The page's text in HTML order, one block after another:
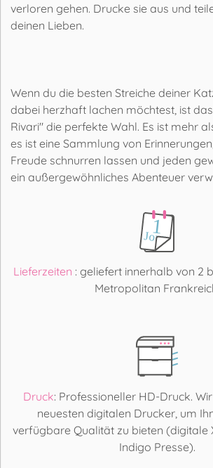
verloren gehen. Drucke sie aus und
deinen Lieben.
Wenn du die besten Streiche deiner
dabei herzhaft lachen möchtest, ist
Rivari" die perfekte Wahl. Es ist mehr
es ist eine Sammlung von
Freude schnurren lassen und jeden
ein außergewöhnliches Abenteuer
Lieferzeiten : geliefert innerhalb von 2
Metropolitan
Druck: Professioneller HD-Druck.
neuesten digitalen Drucker, um
verfügbare Qualität zu bieten (digitale
Indigo Presse).